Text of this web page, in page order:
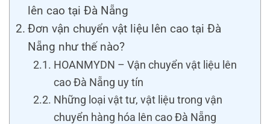
lên cao tại Đà Nẵng
Đơn vận chuyển vật liệu lên cao tại Đà
Nẵng như thế nào?
HOANMYDN – Vận chuyển vật liệu lên
cao Đà Nẵng uy tín
Những loại vật tư, vật liệu trong vận
chuyển hàng hóa lên cao Đà Nẵng